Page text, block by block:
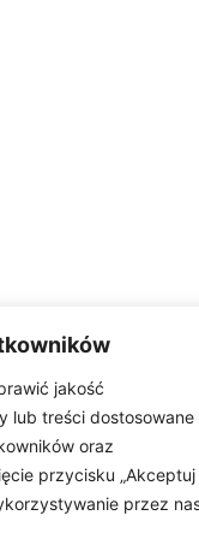
jakość
lub treści dostosowane
oraz
przycisku „Akceptuj
przez